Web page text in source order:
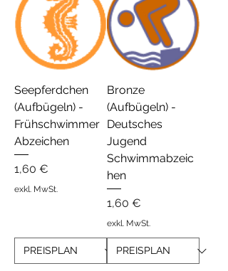
Seepferdchen
(Aufbügeln) -
Frühschwimmer
Abzeichen
Preis
1,60 €
exkl. MwSt.
Bronze
(Aufbügeln) -
Deutsches
Jugend
Schwimmabzeic
hen
Preis
1,60 €
exkl. MwSt.